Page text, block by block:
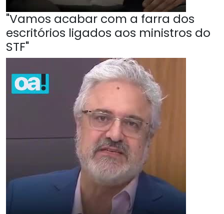
"Vamos acabar com a farra dos
escritórios ligados aos ministros do
STF"